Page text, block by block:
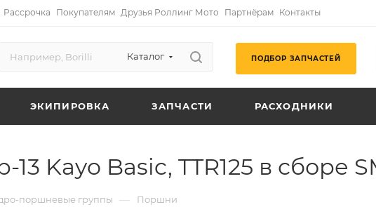
Рассрочка Покупателям Друзья Роллинг Мото Партнёрам Контакты
Каталог ПОДБОР ЗАПЧАСТЕЙ
ЭКИПИРОВКА ЗАПЧАСТИ РАСХОДНИКИ
Kayo Basic, TTR125 в сборе
поршневые группы — Поршни